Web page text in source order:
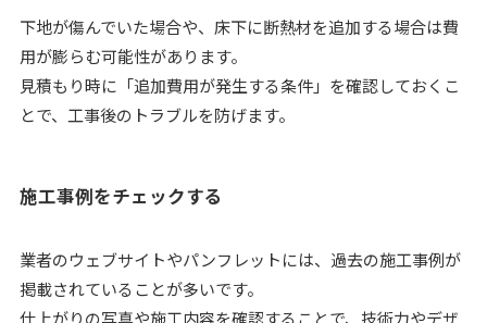
下地が傷んでいた場合や、床下に断熱材を追加する場合は費
用が膨らむ可能性があります。
見積もり時に「追加費用が発生する条件」を確認しておくこ
とで、工事後のトラブルを防げます。
施工事例をチェックする
業者のウェブサイトやパンフレットには、過去の施工事例が
掲載されていることが多いです。
仕上がりの写真や施工内容を確認することで、技術力やデザ